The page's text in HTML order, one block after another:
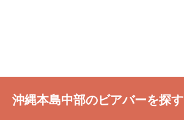
沖縄本島中部のビアバーを探す